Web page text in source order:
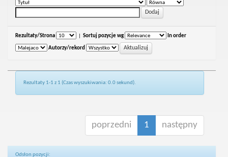
Rezultaty/Strona Sortuj pozycje wg In order
Autorzy/rekord
Rezultaty 1-1 z 1 (Czas wyszukiwania: 0.0 sekund).
poprzedni 1 następny
Odsłon pozycji: